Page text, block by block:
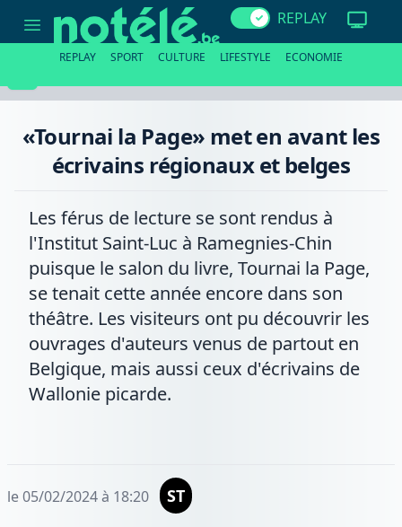
Page»
les
REPLAY
REPLAY SPORT CULTURE LIFESTYLE ECONOMIE
«Tournai la Page» met en avant les
écrivains régionaux et belges
Les férus de lecture se sont rendus à
l'Institut Saint-Luc à Ramegnies-Chin
puisque le salon du livre, Tournai la Page,
se tenait cette année encore dans son
théâtre. Les visiteurs ont pu découvrir les
ouvrages d'auteurs venus de partout en
Belgique, mais aussi ceux d'écrivains de
Wallonie picarde.
le 05/02/2024 à 18:20 ST